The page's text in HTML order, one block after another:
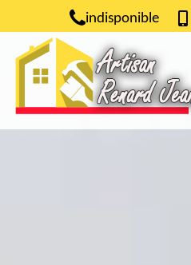
indisponible